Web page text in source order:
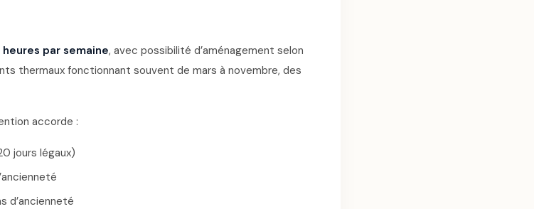
heures par semaine, avec possibilité d’aménagement selon
thermaux fonctionnant souvent de mars à novembre, des
accorde :
jours légaux)
d’ancienneté